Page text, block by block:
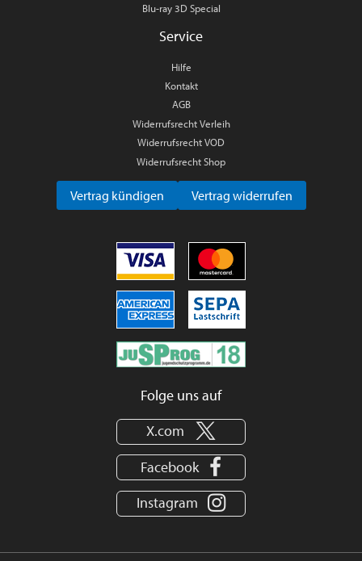
Blu-ray 3D Special
Service
Hilfe
Kontakt
AGB
Widerrufsrecht Verleih
Widerrufsrecht VOD
Widerrufsrecht Shop
Vertrag kündigen Vertrag widerrufen
Folge uns auf
X.com
Facebook
Instagram